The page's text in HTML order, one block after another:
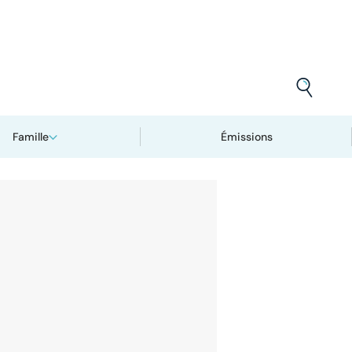
Famille Émissions